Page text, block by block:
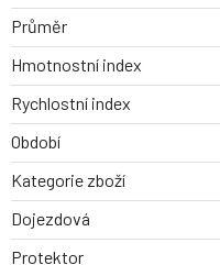
Průměr
Hmotnostní index
Rychlostní index
Období
Kategorie zboží
Dojezdová
Protektor